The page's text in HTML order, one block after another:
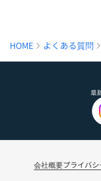
HOME よくある質問
最
会社概要プライバ